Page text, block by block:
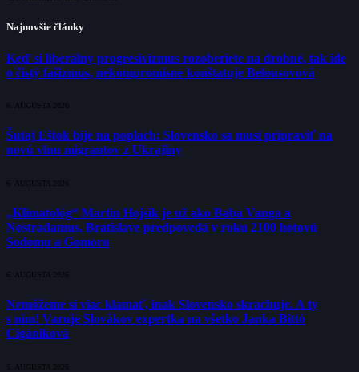
Najnovšie články
Keď si liberálny progresivizmus rozoberiete na drobné, tak ide
o čistý fašizmus, nekompromisne konštatuje Belousovová
6. AUGUSTA 2026
Šutaj Eštok bije na poplach: Slovensko sa musí pripraviť na
novú vlnu migrantov z Ukrajiny
6. AUGUSTA 2026
„Klimatológ“ Martin Hojsík je už ako Baba Vanga a
Nostradamus. Bratislave predpovedá v roku 2100 hotovú
Sodomu a Gomoru
6. AUGUSTA 2026
Nemôžeme si viac klamať, inak Slovensko skrachuje. A ty
s ním! Varuje Slovákov expertka na všetko Janka Bittó
Cigániková
5. AUGUSTA 2026